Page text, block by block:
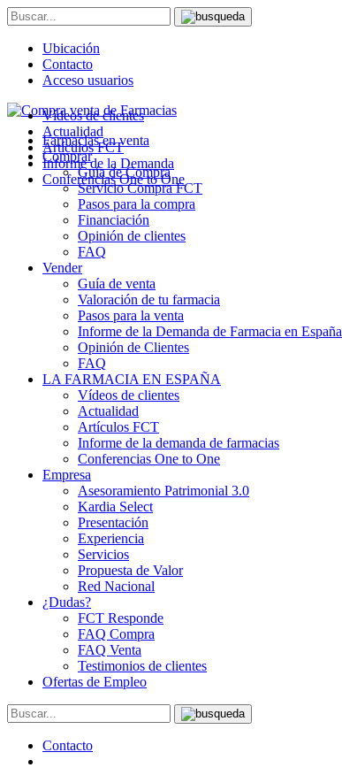
Ubicación
Contacto
Acceso usuarios
Farmacias en venta
Comprar
Guía de Compra
Servicio Compra FCT
Pasos para la compra
Financiación
Opinión de clientes
FAQ
Vender
Guía de venta
Valoración de tu farmacia
Pasos para la venta
Informe de la Demanda de Farmacia en España
Opinión de Clientes
FAQ
LA FARMACIA EN ESPAÑA
Vídeos de clientes
Actualidad
Artículos FCT
Informe de la demanda de farmacias
Conferencias One to One
Empresa
Asesoramiento Patrimonial 3.0
Kardia Select
Presentación
Experiencia
Servicios
Propuesta de Valor
Red Nacional
¿Dudas?
FCT Responde
FAQ Compra
FAQ Venta
Testimonios de clientes
Ofertas de Empleo
Contacto
Vídeos de clientes
Actualidad
Artículos FCT
Informe de la Demanda
Conferencias One to One